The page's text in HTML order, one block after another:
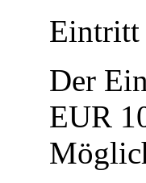
Eintritt
Der
EUR